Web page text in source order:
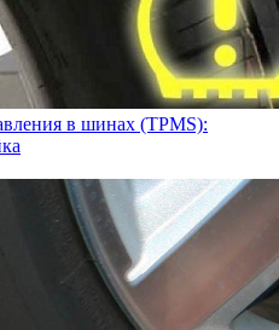
в шинах (TPMS):